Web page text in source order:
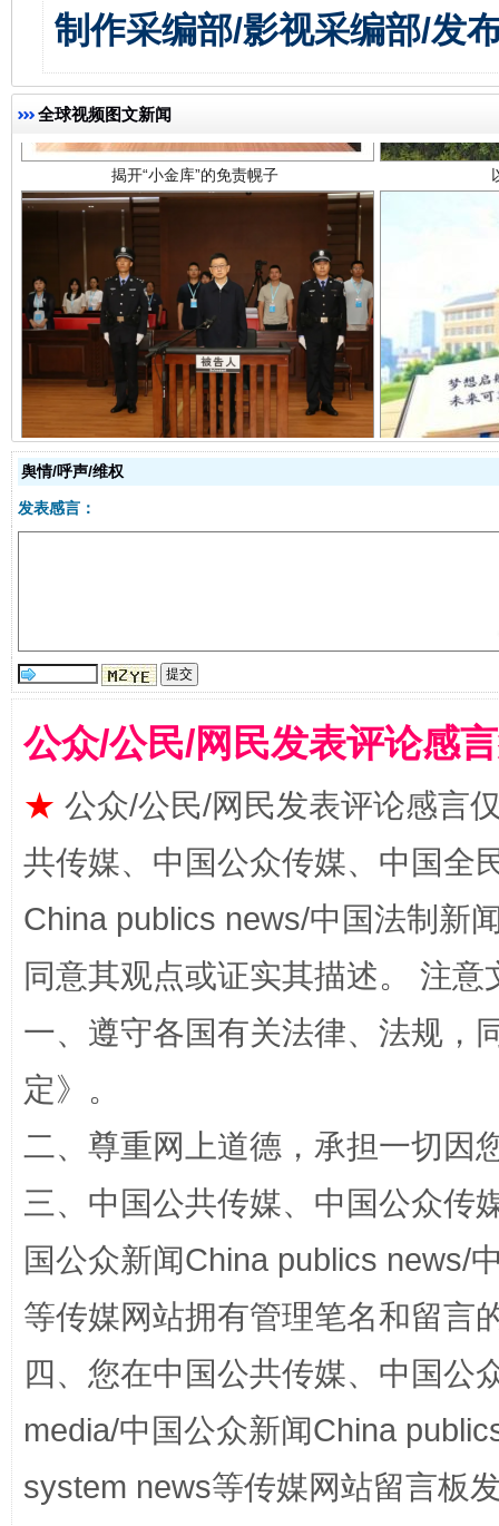
制作采编部/影视采编部/发
全球视频图文新闻
揭开“小金库”的免责幌子
受贿1.44亿！段成刚被判无期 从幼
阿坝州三大球赛在茂县开幕 规模
国家大学科技园优化重塑工作
扯下公款旅游的“隐身衣” 如何以
舆情/呼声/维权
发表感言：
公众/公民/网民发表评论感
★ 公众/公民/网民发表评论感言
共传媒、中国公众传媒、中国全
China publics news/中国法制新
同意其观点或证实其描述。 注
一、遵守各国有关法律、法规，
定》。
二、尊重网上道德，承担一切因
三、中国公共传媒、中国公众传
国公众新闻China publics news/
等传媒网站拥有管理笔名和留言
四、您在中国公共传媒、中国公
media/中国公众新闻China
system news等传媒网站留言板